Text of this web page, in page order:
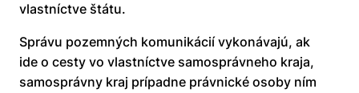
vlastníctve štátu.
Správu pozemných komunikácií vykonávajú, ak
ide o cesty vo vlastníctve samosprávneho kraja,
samosprávny kraj prípadne právnické osoby ním